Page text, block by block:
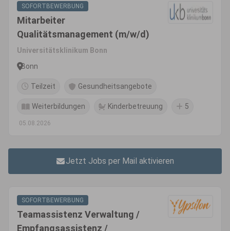
SOFORTBEWERBUNG
Mitarbeiter
Qualitätsmanagement (m/w/d)
Universitätsklinikum Bonn
Bonn
Teilzeit Gesundheitsangebote
Weiterbildungen Kinderbetreuung 5
05.08.2026
Jetzt Jobs per Mail aktivieren
SOFORTBEWERBUNG
Teamassistenz Verwaltung /
Empfangsassistenz /